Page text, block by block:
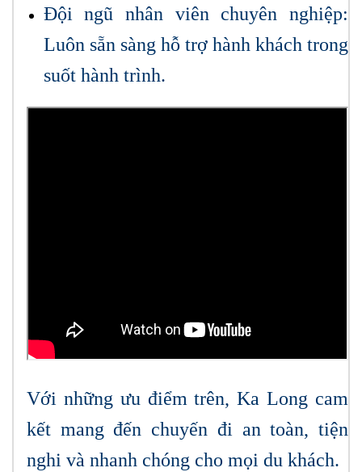
Đội ngũ nhân viên chuyên nghiệp:
Luôn sẵn sàng hỗ trợ hành khách trong
suốt hành trình.
Với những ưu điểm trên, Ka Long cam
kết mang đến chuyến đi an toàn, tiện
nghi và nhanh chóng cho mọi du khách.